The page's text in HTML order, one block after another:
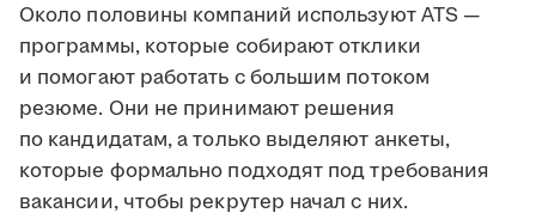
Около половины компаний используют ATS —
программы, которые собирают отклики
и помогают работать с большим потоком
резюме. Они не принимают решения
по кандидатам, а только выделяют анкеты,
которые формально подходят под требования
вакансии, чтобы рекрутер начал с них.